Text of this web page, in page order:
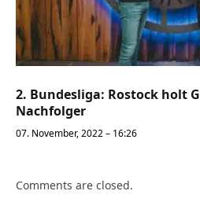
2. Bundesliga: Rostock holt
Nachfolger
07. November, 2022 – 16:26
Comments are closed.